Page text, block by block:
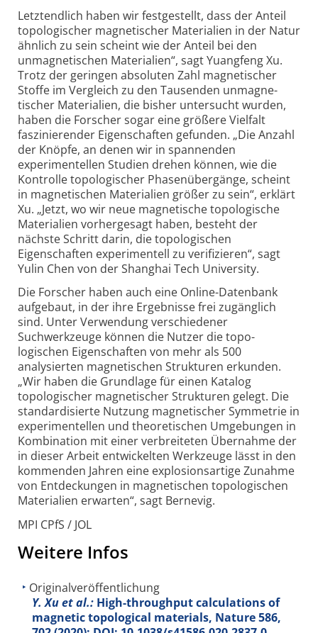
Letztendlich haben wir festgestellt, dass der Anteil
topologischer magnetischer Materialien in der Natur
ähnlich zu sein scheint wie der Anteil bei den
unmagnetischen Materialien“, sagt Yuangfeng Xu.
Trotz der geringen absoluten Zahl magnetischer
Stoffe im Vergleich zu den Tausenden unmagne­
tischer Materialien, die bisher untersucht wurden,
haben die Forscher sogar eine größere Vielfalt
faszinierender Eigenschaften gefunden. „Die Anzahl
der Knöpfe, an denen wir in spannenden
experimentellen Studien drehen können, wie die
Kontrolle topologischer Phasen­übergänge, scheint
in magnetischen Materialien größer zu sein“, erklärt
Xu. „Jetzt, wo wir neue magnetische topologische
Materialien vorhergesagt haben, besteht der
nächste Schritt darin, die topo­logischen
Eigenschaften experimentell zu verifizieren“, sagt
Yulin Chen von der Shanghai Tech University.
Die Forscher haben auch eine Online-Datenbank
aufgebaut, in der ihre Ergebnisse frei zugänglich
sind. Unter Verwendung verschiedener
Suchwerkzeuge können die Nutzer die topo­
logischen Eigenschaften von mehr als 500
analysierten magnetischen Strukturen erkunden.
„Wir haben die Grundlage für einen Katalog
topologischer magnetischer Strukturen gelegt. Die
standardi­sierte Nutzung magnetischer Symmetrie in
experi­mentellen und theoretischen Umgebungen in
Kombination mit einer verbreiteten Übernahme der
in dieser Arbeit entwickelten Werkzeuge lässt in den
kommenden Jahren eine explosions­artige Zunahme
von Entdeckungen in magnetischen topo­logischen
Materialien erwarten“, sagt Bernevig.
MPI CPfS / JOL
Weitere Infos
Originalveröffentlichung
Y. Xu et al.: High-throughput calculations of
magnetic topological materials, Nature586,